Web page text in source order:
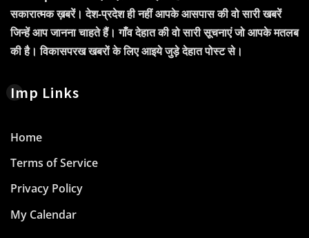
सकारात्मक ख़बरें। देश-प्रदेश ही नहीं आपके आसपास की वो सारी खबरें
जिन्हें आप जानना चाहते हैं। गाँव देहात की वो सारी सूचनाएं जो आपके मतलब
की है। विकासपरख खबरों के लिए आइये जुड़े देहात पोस्ट से।
Imp Links
Home
Terms of Service
Privacy Policy
My Calendar